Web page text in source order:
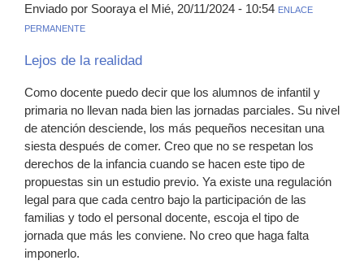
Enviado por Sooraya el Mié, 20/11/2024 - 10:54 ENLACE
PERMANENTE
Lejos de la realidad
Como docente puedo decir que los alumnos de infantil y
primaria no llevan nada bien las jornadas parciales. Su nivel
de atención desciende, los más pequeños necesitan una
siesta después de comer. Creo que no se respetan los
derechos de la infancia cuando se hacen este tipo de
propuestas sin un estudio previo. Ya existe una regulación
legal para que cada centro bajo la participación de las
familias y todo el personal docente, escoja el tipo de
jornada que más les conviene. No creo que haga falta
imponerlo.